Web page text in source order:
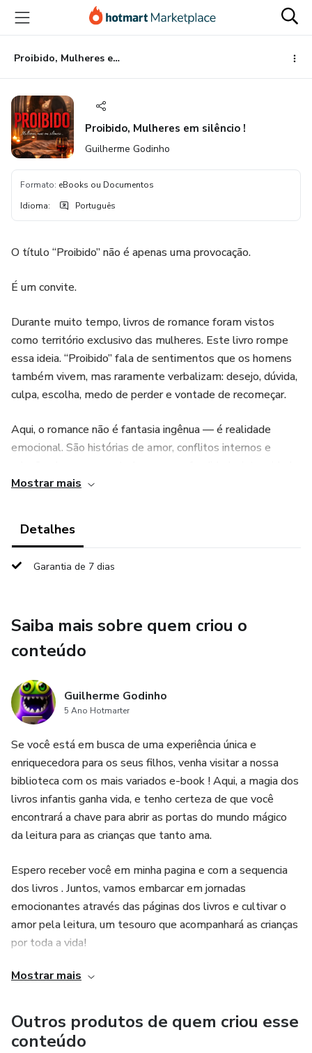
para
conteúdo
principal
para
pagamento
para
rodapé
Proibido, Mulheres em silêncio !
Proibido, Mulheres em silêncio !
Guilherme Godinho
Formato: eBooks ou Documentos
Idioma: Português
O título “Proibido” não é apenas uma provocação.
É um convite.
Durante muito tempo, livros de romance foram vistos
como território exclusivo das mulheres. Este livro rompe
essa ideia. “Proibido” fala de sentimentos que os homens
também vivem, mas raramente verbalizam: desejo, dúvida,
culpa, escolha, medo de perder e vontade de recomeçar.
Aqui, o romance não é fantasia ingênua — é realidade
emocional. São histórias de amor, conflitos internos e
e verdade. Narrativas que mostram que compreender o
O “proibido” não está apenas nas relações, mas na coragem
contradições. Este livro convida o leitor masculino a olhar
Porque entender emoções não diminui ninguém.
Ao contrário — amplia.
“Proibido” é para quem acredita que maturidade também
passa pela compreensão do amor, das escolhas e das
Mostrar mais
Detalhes
Garantia de 7 dias
Saiba mais sobre quem criou o
conteúdo
Guilherme Godinho
5 Ano Hotmarter
Se você está em busca de uma experiência única e
enriquecedora para os seus filhos, venha visitar a nossa
biblioteca com os mais variados e-book ! Aqui, a magia dos
livros infantis ganha vida, e tenho certeza de que você
encontrará a chave para abrir as portas do mundo mágico
da leitura para as crianças que tanto ama.
Espero receber você em minha pagina e com a sequencia
dos livros . Juntos, vamos embarcar em jornadas
emocionantes através das páginas dos livros e cultivar o
amor pela leitura, um tesouro que acompanhará as crianças
por toda a vida!
Mostrar mais
Outros produtos de quem criou esse
conteúdo